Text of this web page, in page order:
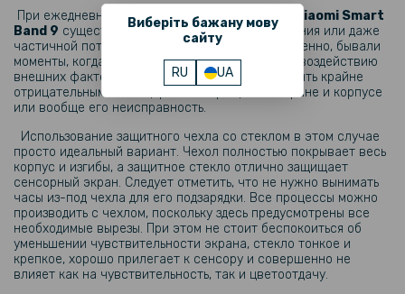
Виберіть бажану мову
сайту
RU UA
186 грн
219 грн
USB кабель-зарядка для Xiaomi Mi Smart Band 10 Pro / Band 9,
Black
169 грн
199 грн
Чехол с защитным стеклом Protective Cover with Glass для Xiaomi
Smart Band 9 Active
229 грн
При ежедневном использовании smart часов
Xiaomi Smart
Band 9 существует вероятность его повреждения или даже
частичной потери привлекательности. Естественно, бывали
моменты, когда часы падали или подвергались воздействию
внешних факторов. Последствия этого могут быть крайне
отрицательными – от царапин и трещин на экране и корпусе
или вообще его неисправность.
Использование защитного чехла со стеклом в этом случае
просто идеальный вариант. Чехол полностью покрывает весь
корпус и изгибы, а защитное стекло отлично защищает
сенсорный экран. Следует отметить, что не нужно вынимать
часы из-под чехла для его подзарядки. Все процессы можно
производить с чехлом, поскольку здесь предусмотрены все
необходимые вырезы. При этом не стоит беспокоиться об
уменьшении чувствительности экрана, стекло тонкое и
крепкое, хорошо прилегает к сенсору и совершенно не
влияет как на чувствительность, так и цветоотдачу.